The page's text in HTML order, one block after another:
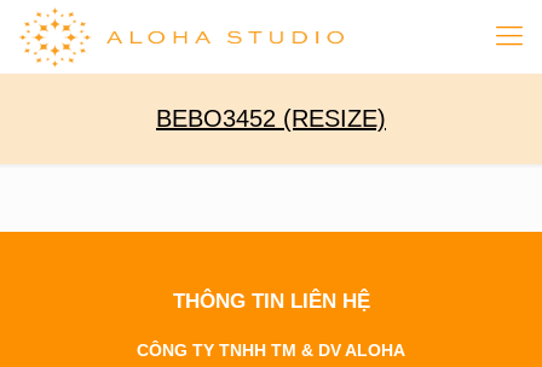
BEBO3452 (RESIZE)
THÔNG TIN LIÊN HỆ
CÔNG TY TNHH TM & DV ALOHA